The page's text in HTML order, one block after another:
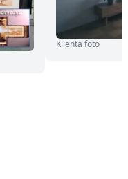
Klienta foto